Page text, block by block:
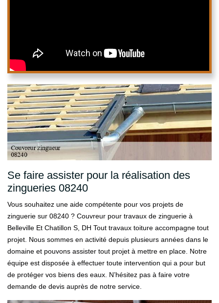
Se faire assister pour la réalisation des
zingueries 08240
Vous souhaitez une aide compétente pour vos projets de
zinguerie sur 08240 ? Couvreur pour travaux de zinguerie à
Belleville Et Chatillon S, DH Tout travaux toiture accompagne tout
projet. Nous sommes en activité depuis plusieurs années dans le
domaine et pouvons assister tout projet à mettre en place. Notre
équipe est disposée à effectuer toute intervention qui a pour but
de protéger vos biens des eaux. N’hésitez pas à faire votre
demande de devis auprès de notre service.